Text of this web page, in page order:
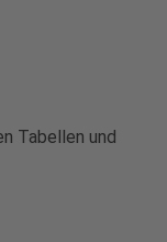
Tabellen und